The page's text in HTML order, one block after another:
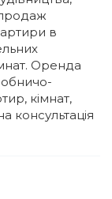
в
Оренда
кімнат,
консультація